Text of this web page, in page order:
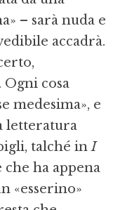
– sarà nuda e
accadrà.
. Ogni cosa
medesima», e
letteratura
talché inI
ha appena
«esserino»